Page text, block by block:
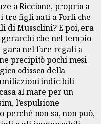
a Riccione, proprio a
tre figli nati a Forlì che
di Mussolini? E poi, era
che nel tempio
gara nel fare regali a
precipitò pochi mesi
odissea della
indicibili
al mare per un
l’espulsione
perché non sa, non può,